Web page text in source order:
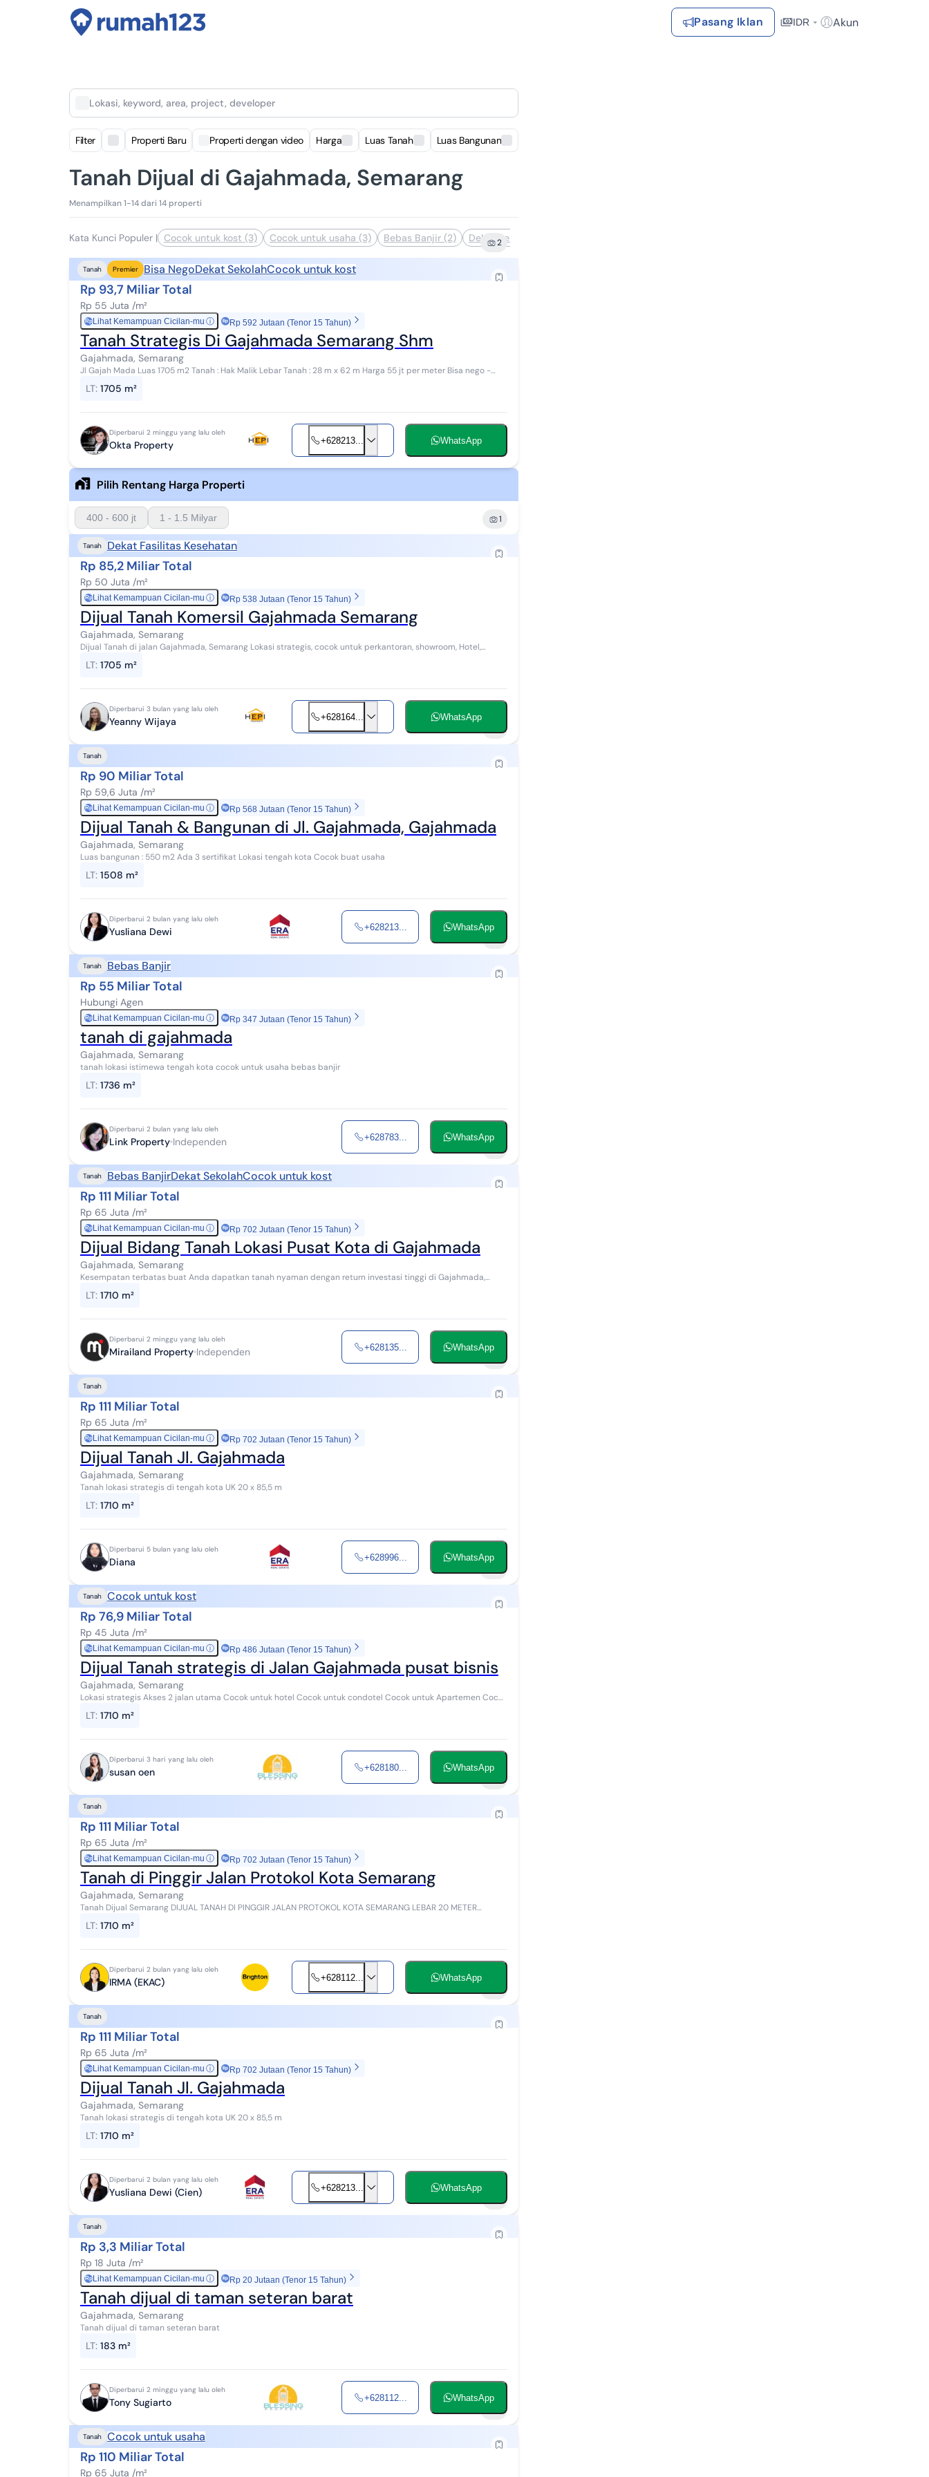
Pasang Iklan IDR Akun
Lokasi, keyword, area, project, developer
Filter Properti Baru Properti dengan video Harga Luas Tanah Luas Bangunan
Tanah Dijual di Gajahmada, Semarang
Menampilkan 1-14 dari 14 properti
Kata Kunci Populer | Cocok untuk kost (3) Cocok untuk usaha (3) Bebas Banjir (2) Dekat Sekolah (2)
2
Tanah Premier Bisa NegoDekat SekolahCocok untuk kost
Rp 93,7 Miliar Total
Rp 55 Juta /m²
RpLihat Kemampuan Cicilan-mu ⓘ Rp 592 Jutaan (Tenor 15 Tahun)
Tanah Strategis Di Gajahmada Semarang Shm
Gajahmada, Semarang
Jl Gajah Mada Luas 1705 m2 Tanah : Hak Malik Lebar Tanah : 28 m x 62 m Harga 55 jt per meter Bisa nego -
LT: 1705 m²
Diperbarui 2 minggu yang lalu oleh
Okta Property +628213... WhatsApp
Pilih Rentang Harga Properti
400 - 600 jt 1 - 1.5 Milyar 1
Tanah Dekat Fasilitas Kesehatan
Rp 85,2 Miliar Total
Rp 50 Juta /m²
RpLihat Kemampuan Cicilan-mu ⓘ Rp 538 Jutaan (Tenor 15 Tahun)
Dijual Tanah Komersil Gajahmada Semarang
Gajahmada, Semarang
Dijual Tanah di jalan Gajahmada, Semarang Lokasi strategis, cocok untuk perkantoran, showroom, Hotel,
LT: 1705 m²
Diperbarui 3 bulan yang lalu oleh
Yeanny Wijaya +628164... WhatsApp
Tanah
Rp 90 Miliar Total
Rp 59,6 Juta /m²
RpLihat Kemampuan Cicilan-mu ⓘ Rp 568 Jutaan (Tenor 15 Tahun)
Dijual Tanah & Bangunan di Jl. Gajahmada, Gajahmada
Gajahmada, Semarang
Luas bangunan : 550 m2 Ada 3 sertifikat Lokasi tengah kota Cocok buat usaha
LT: 1508 m²
Diperbarui 2 bulan yang lalu oleh
Yusliana Dewi +628213... WhatsApp
Tanah Bebas Banjir
Rp 55 Miliar Total
Hubungi Agen
RpLihat Kemampuan Cicilan-mu ⓘ Rp 347 Jutaan (Tenor 15 Tahun)
tanah di gajahmada
Gajahmada, Semarang
tanah lokasi istimewa tengah kota cocok untuk usaha bebas banjir
LT: 1736 m²
Diperbarui 2 bulan yang lalu oleh
Link Property Independen +628783... WhatsApp
Tanah Bebas BanjirDekat SekolahCocok untuk kost
Rp 111 Miliar Total
Rp 65 Juta /m²
RpLihat Kemampuan Cicilan-mu ⓘ Rp 702 Jutaan (Tenor 15 Tahun)
Dijual Bidang Tanah Lokasi Pusat Kota di Gajahmada
Gajahmada, Semarang
Kesempatan terbatas buat Anda dapatkan tanah nyaman dengan return investasi tinggi di Gajahmada,
LT: 1710 m²
Diperbarui 2 minggu yang lalu oleh
Mirailand Property Independen +628135... WhatsApp
Tanah
Rp 111 Miliar Total
Rp 65 Juta /m²
RpLihat Kemampuan Cicilan-mu ⓘ Rp 702 Jutaan (Tenor 15 Tahun)
Dijual Tanah Jl. Gajahmada
Gajahmada, Semarang
Tanah lokasi strategis di tengah kota UK 20 x 85,5 m
LT: 1710 m²
Diperbarui 5 bulan yang lalu oleh
Diana +628996... WhatsApp
Tanah Cocok untuk kost
Rp 76,9 Miliar Total
Rp 45 Juta /m²
RpLihat Kemampuan Cicilan-mu ⓘ Rp 486 Jutaan (Tenor 15 Tahun)
Dijual Tanah strategis di Jalan Gajahmada pusat bisnis
Gajahmada, Semarang
Lokasi strategis Akses 2 jalan utama Cocok untuk hotel Cocok untuk condotel Cocok untuk Apartemen Cocok
LT: 1710 m²
Diperbarui 3 hari yang lalu oleh
susan oen +628180... WhatsApp
Tanah
Rp 111 Miliar Total
Rp 65 Juta /m²
RpLihat Kemampuan Cicilan-mu ⓘ Rp 702 Jutaan (Tenor 15 Tahun)
Tanah di Pinggir Jalan Protokol Kota Semarang
Gajahmada, Semarang
Tanah Dijual Semarang DIJUAL TANAH DI PINGGIR JALAN PROTOKOL KOTA SEMARANG LEBAR 20 METER
LT: 1710 m²
Diperbarui 2 bulan yang lalu oleh
IRMA (EKAC) +628112... WhatsApp
Tanah
Rp 111 Miliar Total
Rp 65 Juta /m²
RpLihat Kemampuan Cicilan-mu ⓘ Rp 702 Jutaan (Tenor 15 Tahun)
Dijual Tanah Jl. Gajahmada
Gajahmada, Semarang
Tanah lokasi strategis di tengah kota UK 20 x 85,5 m
LT: 1710 m²
Diperbarui 2 bulan yang lalu oleh
Yusliana Dewi (Cien) +628213... WhatsApp
Tanah
Rp 3,3 Miliar Total
Rp 18 Juta /m²
RpLihat Kemampuan Cicilan-mu ⓘ Rp 20 Jutaan (Tenor 15 Tahun)
Tanah dijual di taman seteran barat
Gajahmada, Semarang
Tanah dijual di taman seteran barat
LT: 183 m²
Diperbarui 2 minggu yang lalu oleh
Tony Sugiarto +628112... WhatsApp
Tanah Cocok untuk usaha
Rp 110 Miliar Total
Rp 65 Juta /m²